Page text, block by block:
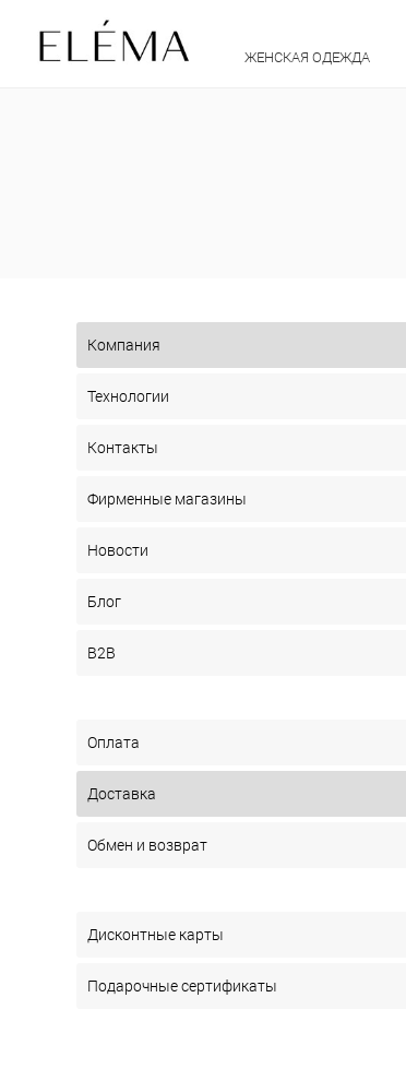
ЖЕНСКАЯ ОДЕЖДА
Компания
Технологии
Контакты
Фирменные магазины
Новости
Блог
B2B
Оплата
Доставка
Обмен и возврат
Дисконтные карты
Подарочные сертификаты